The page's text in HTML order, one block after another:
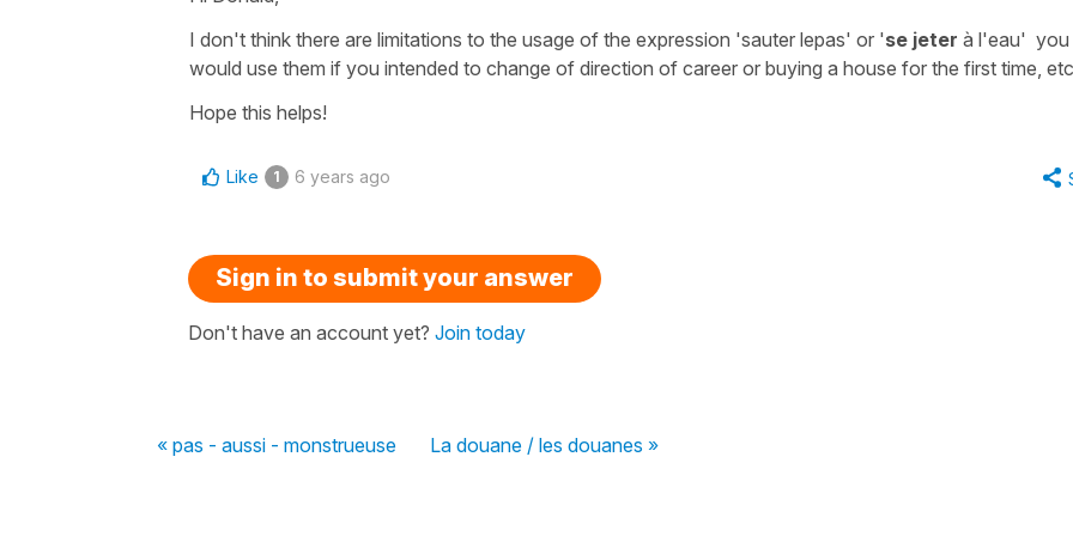
I don't think there are limitations to the usage of the expression 'sauter lepas' or 'se jeter à l'eau' you
would use them if you intended to change of direction of career or buying a house for the first time,
Hope this helps!
Like 1 6 years ago
Sign in to submit your answer
Don't have an account yet? Join today
« pas - aussi - monstrueuse La douane / les douanes »